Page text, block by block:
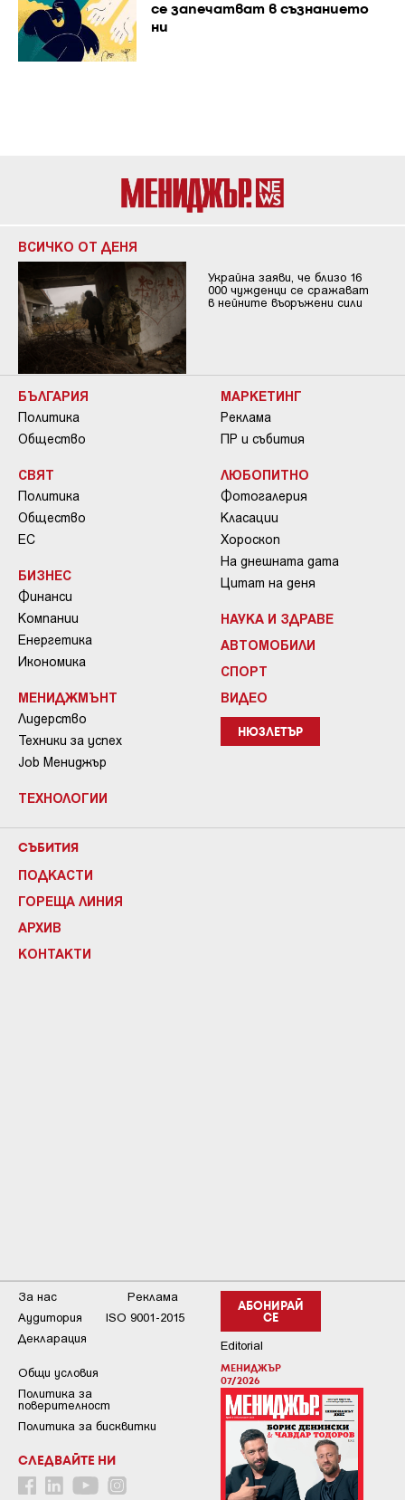
се запечатват в съзнанието
ни
ВСИЧКО ОТ ДЕНЯ
Украйна заяви, че близо 16
000 чужденци се сражават
в нейните въоръжени сили
БЪЛГАРИЯ
Политика
Общество
СВЯТ
Политика
Общество
ЕС
БИЗНЕС
Финанси
Компании
Енергетика
Икономика
МЕНИДЖМЪНТ
Лидерство
Техники за успех
Job Мениджър
ТЕХНОЛОГИИ
МАРКЕТИНГ
Реклама
ПР и събития
ЛЮБОПИТНО
Фотогалерия
Класации
Хороскоп
На днешната дата
Цитат на деня
НАУКА И ЗДРАВЕ
АВТОМОБИЛИ
СПОРТ
ВИДЕО
НЮЗЛЕТЪР
СЪБИТИЯ
ПОДКАСТИ
ГОРЕЩА ЛИНИЯ
АРХИВ
КОНТАКТИ
АБОНИРАЙ
СЕ
Editorial
МЕНИДЖЪР
07/2026
За нас
Реклама
Аудитория
ISO 9001-2015
Декларация
Общи условия
Пoлитикa зa
пoвepитeлнocт
Политика за бисквитки
СЛЕДВАЙТЕ НИ